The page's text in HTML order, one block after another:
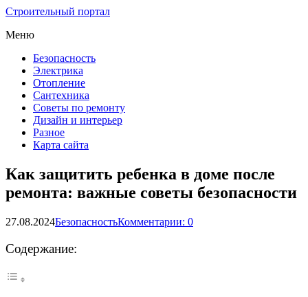
Строительный портал
Меню
Безопасность
Электрика
Отопление
Сантехника
Советы по ремонту
Дизайн и интерьер
Разное
Карта сайта
Как защитить ребенка в доме после
ремонта: важные советы безопасности
27.08.2024БезопасностьКомментарии: 0
Содержание: